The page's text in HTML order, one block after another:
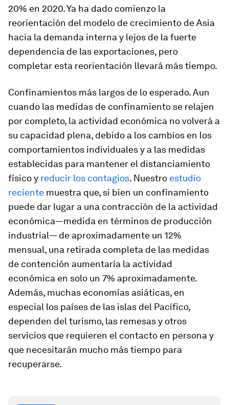
20% en 2020. Ya ha dado comienzo la
reorientación del modelo de crecimiento de Asia
hacia la demanda interna y lejos de la fuerte
dependencia de las exportaciones, pero
completar esta reorientación llevará más tiempo.
Confinamientos más largos de lo esperado.Aun
cuando las medidas de confinamiento se relajen
por completo, la actividad económica no volverá a
su capacidad plena, debido a los cambios en los
comportamientos individuales y a las medidas
establecidas para mantener el distanciamiento
físico y reducir los contagios. Nuestro estudio
reciente muestra que, si bien un confinamiento
puede dar lugar a una contracción de la actividad
económica—medida en términos de producción
industrial— de aproximadamente un 12%
mensual, una retirada completa de las medidas
de contención aumentaría la actividad
económica en solo un 7% aproximadamente.
Además, muchas economías asiáticas, en
especial los países de las islas del Pacífico,
dependen del turismo, las remesas y otros
servicios que requieren el contacto en persona y
que necesitarán mucho más tiempo para
recuperarse.